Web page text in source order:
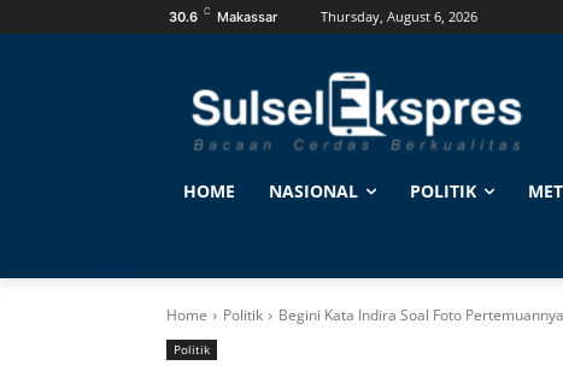
30.6 C Makassar Thursday, August 6, 2026
HOME NASIONAL POLITIK
Home Politik Begini Kata Indira Soal Foto
Politik